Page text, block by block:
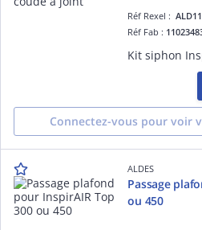
Réf Rexel :
Réf Fab :
Connectez-vous pour voir
ALDES
Passage
ou 450